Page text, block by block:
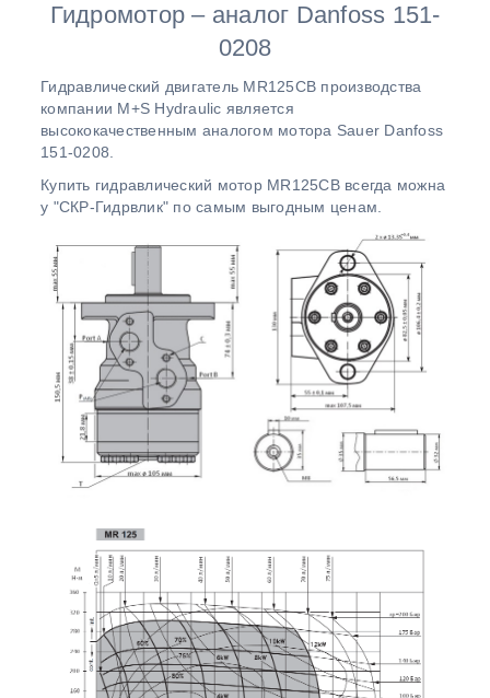
Гидромотор – аналог Danfoss 151-
0208
Гидравлический двигатель MR125CB производства
компании M+S Hydraulic является
высококачественным аналогом мотора Sauer Danfoss
151-0208.
Купить гидравлический мотор MR125CB всегда можна
у "СКР-Гидрвлик" по самым выгодным ценам.